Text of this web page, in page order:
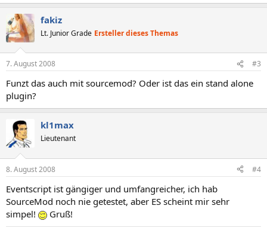
fakiz
Lt. Junior Grade Ersteller dieses Themas
7. August 2008 #3
Funzt das auch mit sourcemod? Oder ist das ein stand alone
plugin?
kl1max
Lieutenant
8. August 2008 #4
Eventscript ist gängiger und umfangreicher, ich hab
SourceMod noch nie getestet, aber ES scheint mir sehr
simpel!
Gruß!